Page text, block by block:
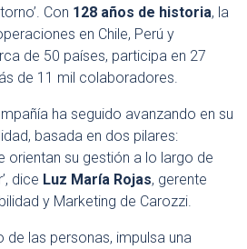
Con 128 años de historia, la
en Chile, Perú y
de 50 países, participa en 27
de 11 mil colaboradores.
ha seguido avanzando en su
basada en dos pilares:
orientan su gestión a lo largo de
dice Luz María Rojas, gerente
y Marketing de Carozzi.
de las personas, impulsa una